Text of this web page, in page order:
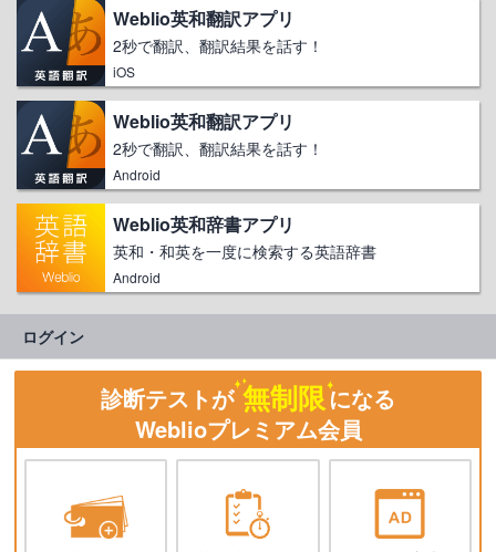
Weblio英和翻訳アプリ
2秒で翻訳、翻訳結果を話す！
iOS
Weblio英和翻訳アプリ
2秒で翻訳、翻訳結果を話す！
Android
Weblio英和辞書アプリ
英和・和英を一度に検索する英語辞書
Android
ログイン
診断テストが 無制限になる
Weblioプレミアム会員